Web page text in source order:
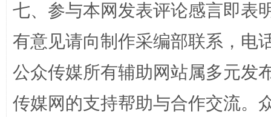
七、参与本网发表评论感言即表
有意见请向制作采编部联系，电
公众传媒所有辅助网站属多元发
传媒网的支持帮助与合作交流。